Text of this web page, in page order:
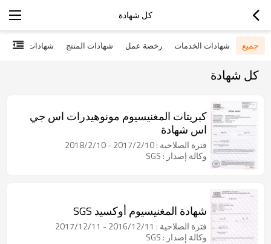
كل شهادة
جميع شهادات الخدمات رخصة عمل شهادات المنتج شهادات أخرى
كل شهادة
كبريتات المغنيسيوم مونوهيدرات اس جي
اس شهادة
فترة الصلاحية : 2017/2/10 - 2018/2/10
وكالة إصدار : SGS
شهادة المغنيسيوم أوكسيد SGS
فترة الصلاحية : 2016/12/11 - 2017/12/11
وكالة إصدار : SGS